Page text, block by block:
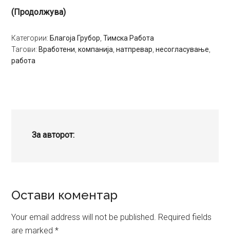
(Продолжува)
Категории: Благоја Грубор ,Тимска Работа
Тагови: Вработени ,компанија ,натпревар ,несогласување
работа
За авторот:
Reader
Interactions
Остави коментар
Your email address will not be published. Required fields
are marked*